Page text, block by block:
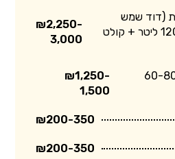
(דוד שמש
וקולטים) - דוד שמש 120 ליטר + קולט
₪2,250-
3,000
דוד חשמלי - 60-80
₪1,250-
1,500
₪200-350
₪200-350